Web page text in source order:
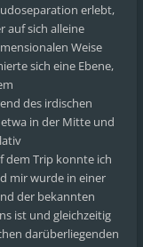
erlebt,
auf sich alleine
Weise
sich eine Ebene,
des irdischen
in der Mitte und
dem Trip konnte ich
mir wurde in einer
der bekannten
ist und gleichzeitig
darüberliegenden